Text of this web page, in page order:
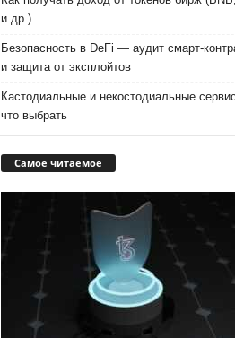
и др.)
Безопасность в DeFi — аудит смарт-
и защита от эксплойтов
Кастодиальные и некостодиальные
что выбрать
Самое читаемое